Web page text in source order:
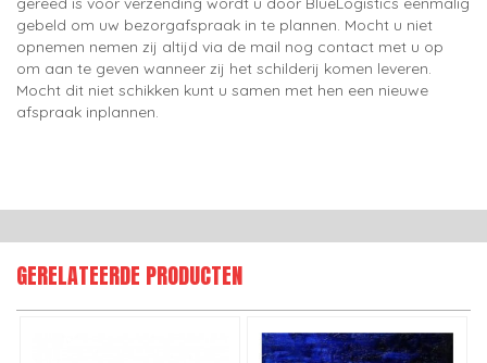
gebeld om uw bezorgafspraak in te plannen. Mocht u niet
opnemen nemen zij altijd via de mail nog contact met u op
om aan te geven wanneer zij het schilderij komen leveren.
Mocht dit niet schikken kunt u samen met hen een nieuwe
afspraak inplannen.
GERELATEERDE PRODUCTEN